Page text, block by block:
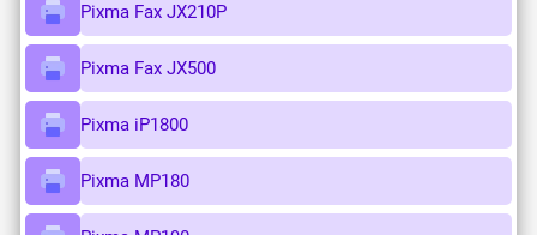
Pixma Fax JX210P
Pixma Fax JX500
Pixma iP1800
Pixma MP180